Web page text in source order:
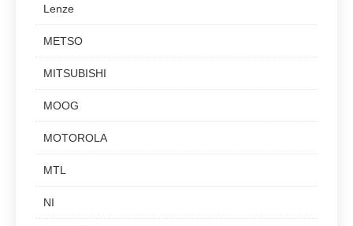
Lenze
METSO
MITSUBISHI
MOOG
MOTOROLA
MTL
NI